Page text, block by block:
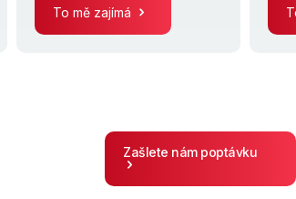
To mě zajímá
Zašlete nám poptávku